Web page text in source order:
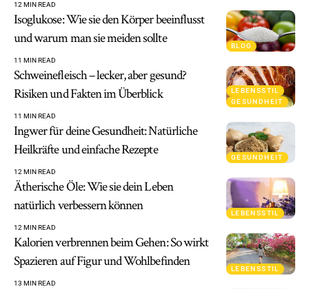
12 MIN READ
BLOG
Isoglukose: Wie sie den Körper beeinflusst
und warum man sie meiden sollte
11 MIN READ
LEBENSSTIL
GESUNDHEIT
Schweinefleisch – lecker, aber gesund?
Risiken und Fakten im Überblick
11 MIN READ
GESUNDHEIT
Ingwer für deine Gesundheit: Natürliche
Heilkräfte und einfache Rezepte
12 MIN READ
LEBENSSTIL
Ätherische Öle: Wie sie dein Leben
natürlich verbessern können
12 MIN READ
LEBENSSTIL
Kalorien verbrennen beim Gehen: So wirkt
Spazieren auf Figur und Wohlbefinden
13 MIN READ